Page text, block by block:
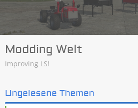
Modding Welt
Improving LS!
Ungelesene Themen